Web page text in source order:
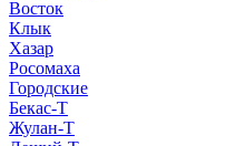
Восток
Клык
Хазар
Росомаха
Городские
Бекас-Т
Жулан-Т